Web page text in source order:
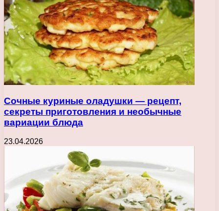
Сочные куриные оладушки — рецепт,
секреты приготовления и необычные
вариации блюда
23.04.2026